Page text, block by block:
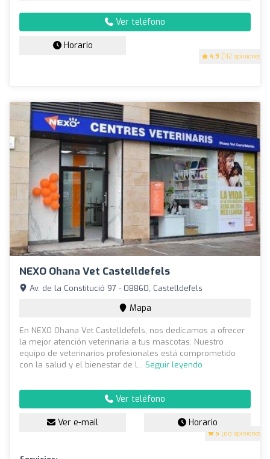
4.9 (112 opiniones)
Ver teléfono
Horario
NEXO Ohana Vet Castelldefels
5 (88 opiniones)
Av. de la Constitució 97 - 08860, Castelldefels
Mapa
En NEXO Ohana Vet Castelldefels, nos dedicamos a ofrecer
la mejor atención veterinaria a tus mascotas. Nuestro
equipo de veterinarios profesionales está comprometido
con la salud y el bienestar de l... Seguir leyendo
Ver teléfono
Ver e-mail Horario